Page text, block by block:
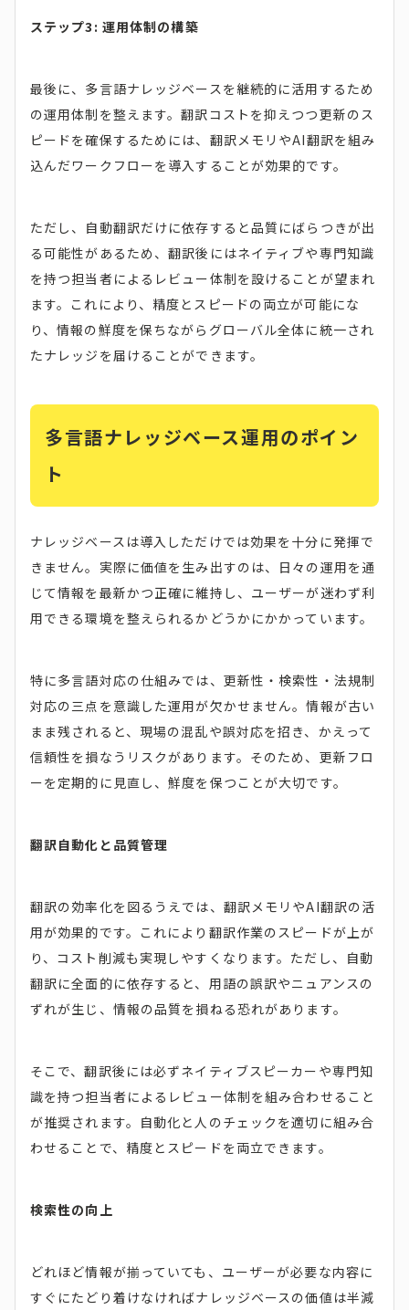
ステップ3: 運用体制の構築
最後に、多言語ナレッジベースを継続的に活用するため
の運用体制を整えます。翻訳コストを抑えつつ更新のス
ピードを確保するためには、翻訳メモリやAI翻訳を組み
込んだワークフローを導入することが効果的です。
ただし、自動翻訳だけに依存すると品質にばらつきが出
る可能性があるため、翻訳後にはネイティブや専門知識
を持つ担当者によるレビュー体制を設けることが望まれ
ます。これにより、精度とスピードの両立が可能にな
り、情報の鮮度を保ちながらグローバル全体に統一され
たナレッジを届けることができます。
多言語ナレッジベース運用のポイン
ト
ナレッジベースは導入しただけでは効果を十分に発揮で
きません。実際に価値を生み出すのは、日々の運用を通
じて情報を最新かつ正確に維持し、ユーザーが迷わず利
用できる環境を整えられるかどうかにかかっています。
特に多言語対応の仕組みでは、更新性・検索性・法規制
対応の三点を意識した運用が欠かせません。情報が古い
まま残されると、現場の混乱や誤対応を招き、かえって
信頼性を損なうリスクがあります。そのため、更新フロ
ーを定期的に見直し、鮮度を保つことが大切です。
翻訳自動化と品質管理
翻訳の効率化を図るうえでは、翻訳メモリやAI翻訳の活
用が効果的です。これにより翻訳作業のスピードが上が
り、コスト削減も実現しやすくなります。ただし、自動
翻訳に全面的に依存すると、用語の誤訳やニュアンスの
ずれが生じ、情報の品質を損ねる恐れがあります。
そこで、翻訳後には必ずネイティブスピーカーや専門知
識を持つ担当者によるレビュー体制を組み合わせること
が推奨されます。自動化と人のチェックを適切に組み合
わせることで、精度とスピードを両立できます。
検索性の向上
どれほど情報が揃っていても、ユーザーが必要な内容に
すぐにたどり着けなければナレッジベースの価値は半減